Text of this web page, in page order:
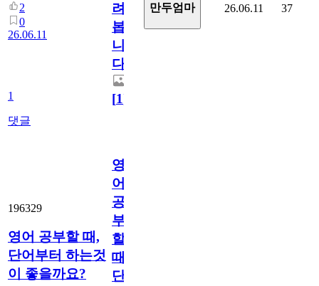
2
0
26.06.11
1
댓글
려
봅
니
다.
[1]
만두엄마 26.06.11 37
196329
영어 공부할 때,
단어부터 하는것
이 좋을까요?
영
어
공
부
할
때,
단